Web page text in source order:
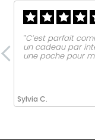
Sylvia C.
‟C’est parfait
un cadeau par
une poche pour